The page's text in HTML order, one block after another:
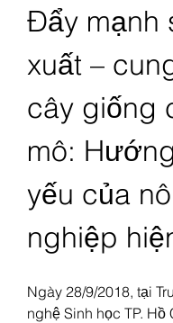
Đẩy mạnh
xuất –
cây giống
mô:
yếu của
nghiệp
Ngày 28/9/2018, tại
nghệ Sinh học TP. Hồ